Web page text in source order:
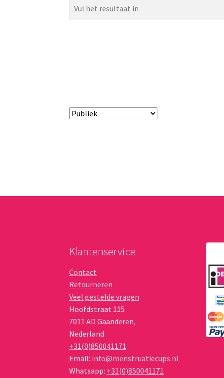
Klantenservice
Contact
Retourneren
Veel gestelde vragen
Hoofdstraat 115
7011 AD Gaanderen,
Nederland
+31(0)850041171
Email: info@menstruatiecups.nl
Whatsapp: +31(0)850041171